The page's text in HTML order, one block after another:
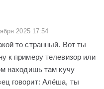
2025 17:54
то странный. Вот ты
к примеру телевизор или
находишь там кучу
говорит: Алёша, ты